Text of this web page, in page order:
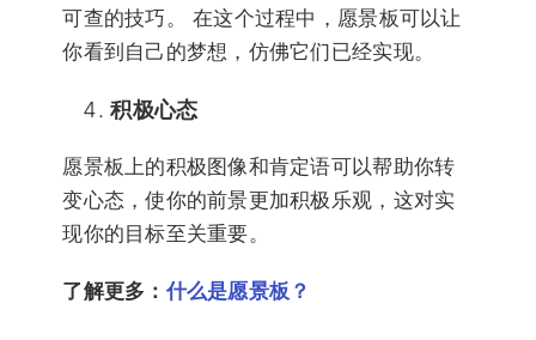
可查的技巧。 在这个过程中，愿景板可以让
你看到自己的梦想，仿佛它们已经实现。
积极心态
愿景板上的积极图像和肯定语可以帮助你转
变心态，使你的前景更加积极乐观，这对实
现你的目标至关重要。
了解更多： 什么是愿景板？